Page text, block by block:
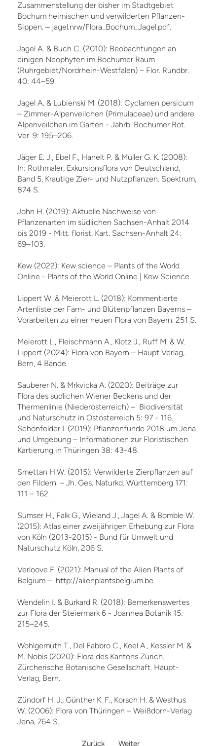
Zusammenstellung der bisher im Stadtgebiet
Bochum heimischen und verwilderten Pflanzen-
Sippen. – jagel.nrw/Flora_Bochum_Jagel.pdf.
Jagel A. & Buch C. (2010): Beobachtungen an
einigen Neophyten im Bochumer Raum
(Ruhrgebiet/Nordrhein-Westfalen) – Flor. Rundbr.
40: 44–59.
Jagel A. & Lubienski M. (2018): Cyclamen persicum
– Zimmer-Alpenveilchen (Primulaceae) und andere
Alpenveilchen im Garten - Jahrb. Bochumer Bot.
Ver. 9: 195–206.
Jäger E. J., Ebel F., Hanelt P. & Müller G. K. (2008):
In: Rothmaler, Exkursionsflora von Deutschland,
Band 5, Krautige Zier- und Nutzpflanzen. Spektrum,
874 S.
John H. (2019): Aktuelle Nachweise von
Pflanzenarten im südlichen Sachsen-Anhalt 2014
bis 2019 - Mitt. florist. Kart. Sachsen-Anhalt 24:
69–103.
Kew (2022): Kew science – Plants of the World
Online - Plants of the World Online | Kew Science
Lippert W. & Meierott L. (2018): Kommentierte
Artenliste der Farn- und Blütenpflanzen Bayerns –
Vorarbeiten zu einer neuen Flora von Bayern. 251 S.
Meierott L., Fleischmann A., Klotz J., Ruff M. & W.
Lippert (2024): Flora von Bayern – Haupt Verlag,
Bern, 4 Bände.
Sauberer N. & Mrkvicka A. (2020): Beiträge zur
Flora des südlichen Wiener Beckens und der
Thermenlinie (Niederösterreich) – Biodiversität
und Naturschutz in Ostösterreich 5: 97 - 116.
Schönfelder I. (2019): Pflanzenfunde 2018 um Jena
und Umgebung – Informationen zur Floristischen
Kartierung in Thüringen 38: 43-48.
Smettan H.W. (2015): Verwilderte Zierpflanzen auf
den Fildern. – Jh. Ges. Naturkd. Württemberg 171:
111 – 162.
Sumser H., Falk G., Wieland J., Jagel A. & Bomble W.
(2015): Atlas einer zweijährigen Erhebung zur Flora
von Köln (2013-2015) - Bund für Umwelt und
Naturschutz Köln, 206 S.
Verloove F. (2021): Manual of the Alien Plants of
Belgium – http://alienplantsbelgium.be
Wendelin I. & Burkard R. (2018): Bemerkenswertes
zur Flora der Steiermark 6 - Joannea Botanik 15:
215–245.
Wohlgemuth T., Del Fabbro C., Keel A., Kessler M. &
M. Nobis (2020): Flora des Kantons Zürich.
Zürcherische Botanische Gesellschaft. Haupt-
Verlag, Bern.
Zündorf H. J., Günther K. F., Korsch H. & Westhus
W. (2006): Flora von Thüringen – Weißdorn-Verlag
Jena, 764 S.
Zurück Weiter